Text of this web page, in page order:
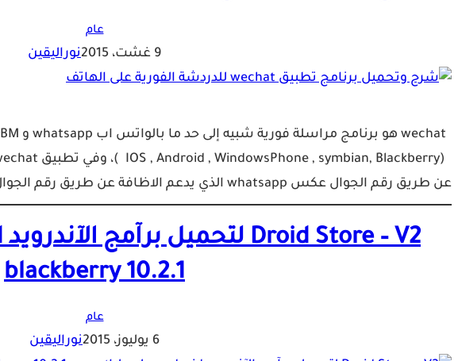
عام
9 غشت، 2015 نوراليقين
عن طريق رقم الجوال عكس whatsapp الذي يدعم الاظافة عن طريق رقم الجوال فقط. مميزات تطبيق wechat ارسآل صور…
blackberry 10.2.1
عام
6 يوليوز، 2015 نوراليقين